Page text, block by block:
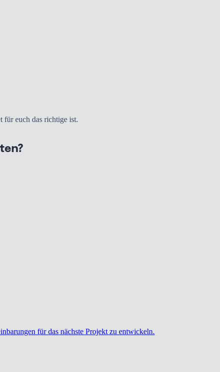
für euch das richtige ist.
für das nächste Projekt zu entwickeln.